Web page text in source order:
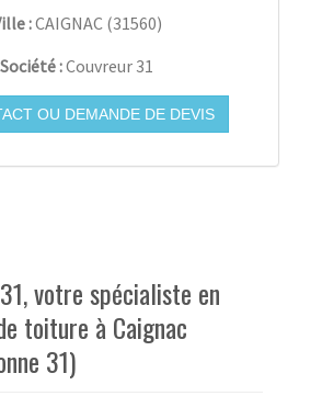
:CAIGNAC(31560)
Société :Couvreur 31
OU DEMANDE DE DEVIS
votre spécialiste en
toiture à Caignac
31)